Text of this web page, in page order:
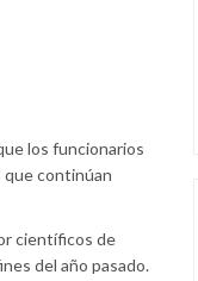
los funcionarios
que continúan
científicos de
del año pasado.